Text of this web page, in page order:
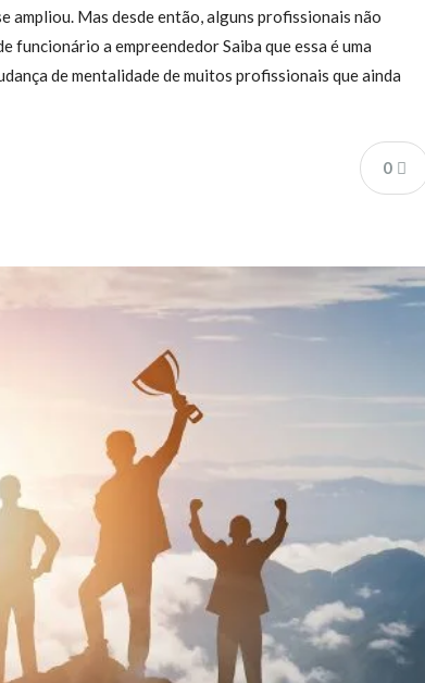
ampliou. Mas desde então, alguns profissionais não
funcionário a empreendedor Saiba que essa é uma
de mentalidade de muitos profissionais que ainda
0